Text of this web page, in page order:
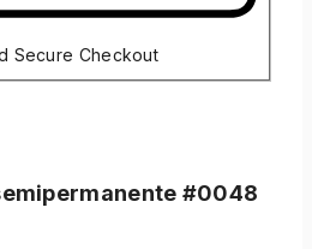
Secure Checkout
#0048